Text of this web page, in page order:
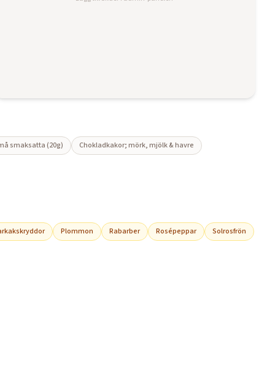
smaksatta (20g) Chokladkakor; mörk, mjölk & havre
Plommon Rabarber Rosépeppar Solrosfrön